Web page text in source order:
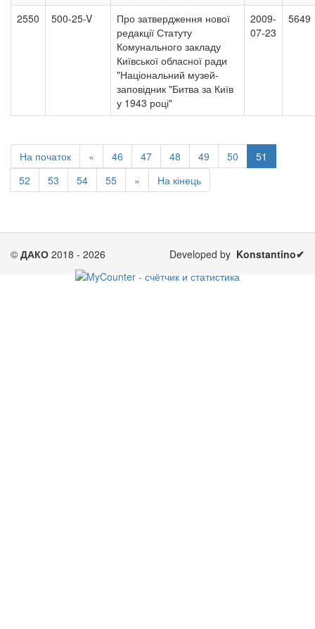
2550 500-25-V
Про затвердження нової
редакції Статуту
Комунального закладу
Київської обласної ради
"Національний музей-
заповідник "Битва за Київ
у 1943 році"
2009-
07-23
5649
На початок « 46 47 48 49 50
51
52
53 54 55 » На кінець
© ДАКО 2018 - 2026 Developed by Konstantino✔